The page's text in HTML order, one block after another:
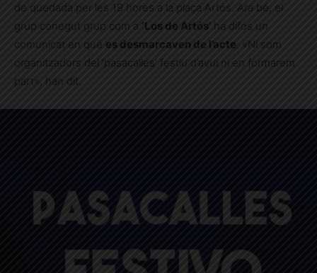
de quedada per les 19 hores a la plaça Artós. Ara bé, el
grup conegut grup com a ‘Los de Artós’ ha difós un
comunicat en què es desmarcaven de l’acte : «Ni som
organitzadors del ‘pasacalles’ festiu d’avui ni en formarem
part», han dit.